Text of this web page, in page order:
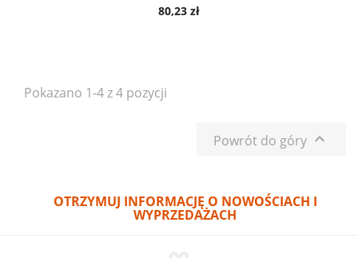
80,23 zł
Pokazano 1-4 z 4 pozycji
Powrót do góry 
OTRZYMUJ INFORMACJĘ O NOWOŚCIACH I
WYPRZEDAŻACH